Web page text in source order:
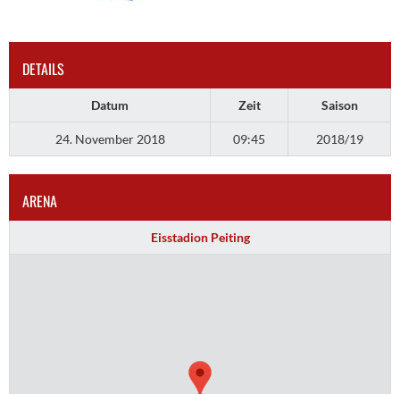
DETAILS
Datum Zeit Saison
24. November 2018 09:45 2018/19
ARENA
Eisstadion Peiting